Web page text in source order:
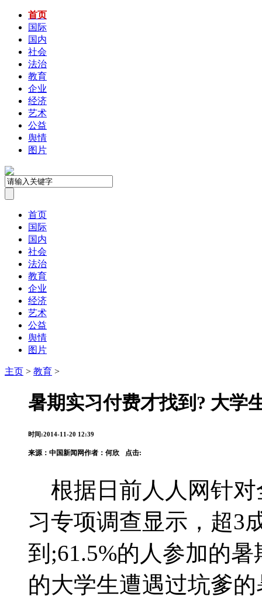
首页
国际
国内
社会
法治
教育
企业
经济
艺术
公益
舆情
图片
首页
国际
国内
社会
法治
教育
企业
经济
艺术
公益
舆情
图片
主页 > 教育 >
暑期实习付费才找到? 大学
时间:2014-11-20 12:39
来源： 中国新闻网作者：何欣 点击:
根据日前人人网针对
习专项调查显示，超3
到;61.5%的人参加的
的大学生遭遇过坑爹